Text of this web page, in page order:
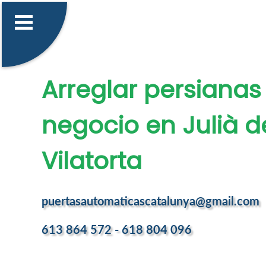
Arreglar
negocio en Julià
Vilatorta
puertasautomaticascatalunya@gmail.com
613 864 572 - 618 804 096